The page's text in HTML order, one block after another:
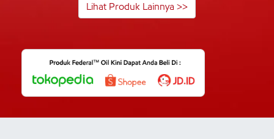
Lihat Produk Lainnya >>